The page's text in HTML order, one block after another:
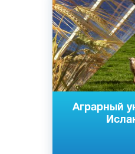
Аграрный
Исландский
Боргарбигд,
Государственный